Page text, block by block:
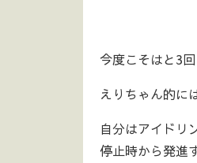
今度こそはと3回
えりちゃん的に
自分はアイドリ
停止時から発進